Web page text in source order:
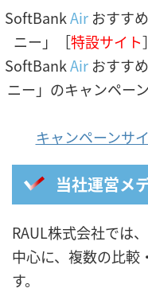
SoftBankAirおすす
ニー」［特設サイト
SoftBankAirおすす
ニー」のキャンペー
キャンペーンサ
当社運営メ
RAUL株式会社では
中心に、複数の比較
す。